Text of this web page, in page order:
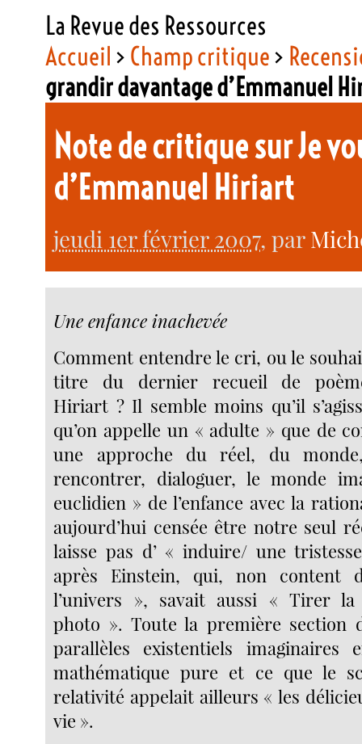
La Revue des Ressources
Accueil > Champ critique>
grandir davantage d’Emmanuel
Note de critique sur Je
d’Emmanuel Hiriart
jeudi 1er février 2007, par
Une enfance inachevée
Comment entendre le cri, ou le
titre du dernier recueil de
Hiriart ? Il semble moins qu’il
qu’on appelle un « adulte » que de
une approche du réel, du
rencontrer, dialoguer, le monde
euclidien » de l’enfance avec la
aujourd’hui censée être notre seul
laisse pas d’ « induire/ une
après Einstein, qui, non content
l’univers », savait aussi « Tirer
photo ». Toute la première section
parallèles existentiels imaginaires
mathématique pure et ce que le
relativité appelait ailleurs « les
vie ».